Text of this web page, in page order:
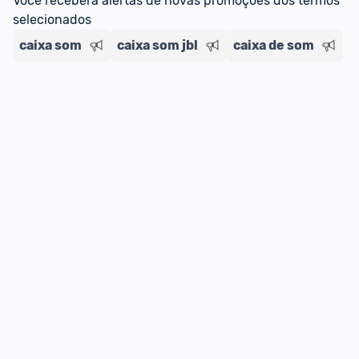
Entrega Expressa: A partir de 2 dias úteis.*
*Confira aqui
selecionados
caixa som
caixa som jbl caixa de som